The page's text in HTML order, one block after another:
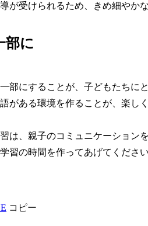
が受けられるため、きめ細やか
部に
部にすることが、子どもたちに
がある環境を作ることが、楽し
は、親子のコミュニケーション
習の時間を作ってあげてください
コピー